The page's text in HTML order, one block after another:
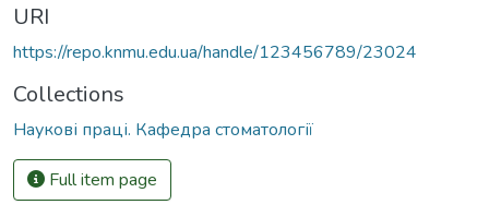
URI
https://repo.knmu.edu.ua/handle/123456789/23024
Collections
Наукові праці. Кафедра стоматології
Full item page